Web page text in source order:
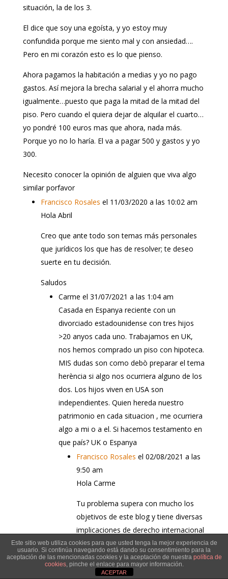
situación, la de los 3.
El dice que soy una egoísta, y yo estoy muy
confundida porque me siento mal y con ansiedad….
Pero en mi corazón esto es lo que pienso.
Ahora pagamos la habitación a medias y yo no pago
gastos. Así mejora la brecha salarial y el ahorra mucho
igualmente…puesto que paga la mitad de la mitad del
piso. Pero cuando el quiera dejar de alquilar el cuarto…
yo pondré 100 euros mas que ahora, nada más.
Porque yo no lo haría. El va a pagar 500 y gastos y yo
300.
Necesito conocer la opinión de alguien que viva algo
similar porfavor
Francisco Rosales el 11/03/2020 a las 10:02 am
Hola Abril
Creo que ante todo son temas más personales
que jurídicos los que has de resolver; te deseo
suerte en tu decisión.
Saludos
Carme el 31/07/2021 a las 1:04 am
Casada en Espanya reciente con un
divorciado estadounidense con tres hijos
>20 anyos cada uno. Trabajamos en UK,
nos hemos comprado un piso con hipoteca.
MIS dudas son como debò preparar el tema
herència si algo nos ocurriera alguno de los
dos. Los hijos viven en USA son
independientes. Quien hereda nuestro
patrimonio en cada situacion , me ocurriera
algo a mi o a el. Si hacemos testamento en
que país? UK o Espanya
Francisco Rosales el 02/08/2021 a las
9:50 am
Hola Carme
Tu problema supera con mucho los
objetivos de este blog y tiene diversas
implicaciones de derecho internacional
privado para los que te recomiendo
que acudas a un especialista.
Saludos
Este sitio web utiliza cookies para que usted tenga la mejor experiencia de
usuario. Si continúa navegando está dando su consentimiento para la
aceptación de las mencionadas cookies y la aceptación de nuestra política de
cookies, pinche el enlace para mayor información.
ACEPTAR